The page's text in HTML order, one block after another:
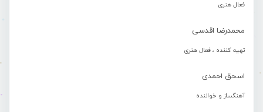
فعال هنری
محمدرضا اقدسی
تهیه کننده ، فعال هنری
اسحق احمدی
آهنگساز و خواننده